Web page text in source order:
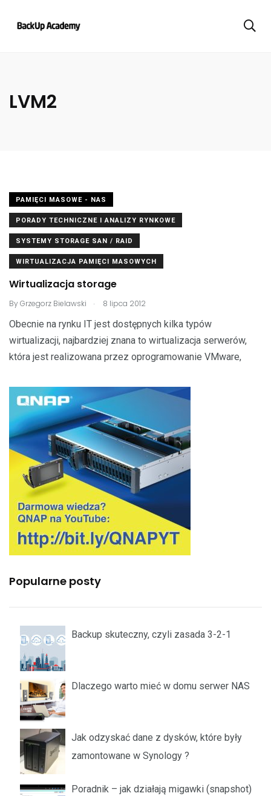
LVM2
PAMIĘCI MASOWE - NAS
PORADY TECHNICZNE I ANALIZY RYNKOWE
SYSTEMY STORAGE SAN / RAID
WIRTUALIZACJA PAMIĘCI MASOWYCH
Wirtualizacja storage
ByGrzegorz Bielawski . 8 lipca 2012
Obecnie na rynku IT jest dostępnych kilka typów
wirtualizacji, najbardziej znana to wirtualizacja serwerów,
która jest realizowana przez oprogramowanie VMware,
Popularne posty
Backup skuteczny, czyli zasada 3-2-1
Dlaczego warto mieć w domu serwer NAS
Jak odzyskać dane z dysków, które były
zamontowane w Synology ?
Poradnik – jak działają migawki (snapshot)